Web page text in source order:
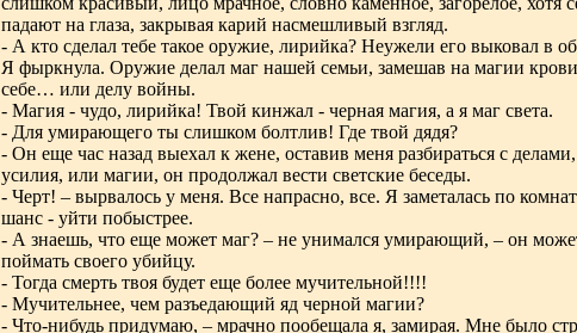
падают на глаза, закрывая карий насмешливый взгляд.
- А кто сделал тебе такое оружие, лирийка? Неужели его выковал в
Я фыркнула. Оружие делал маг нашей семьи, замешав на магии
себе… или делу войны.
- Магия - чудо, лирийка! Твой кинжал - черная магия, а я маг света.
- Для умирающего ты слишком болтлив! Где твой дядя?
- Он еще час назад выехал к жене, оставив меня разбираться с
усилия, или магии, он продолжал вести светские беседы.
- Черт! – вырвалось у меня. Все напрасно, все. Я заметалась по
шанс - уйти побыстрее.
- А знаешь, что еще может маг? – не унимался умирающий, – он
поймать своего убийцу.
- Тогда смерть твоя будет еще более мучительной!!!!
- Мучительнее, чем разъедающий яд черной магии?
- Что-нибудь придумаю, – мрачно пообещала я, замирая. Мне было